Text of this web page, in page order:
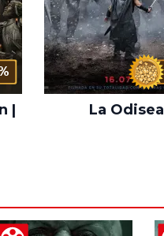
|
La Odisea